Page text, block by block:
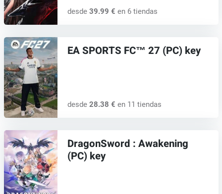
desde 39.99 € en 6 tiendas
EA SPORTS FC™ 27 (PC) key
desde 28.38 € en 11 tiendas
DragonSword : Awakening
(PC) key